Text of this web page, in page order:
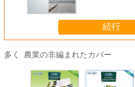
続行
多く 農業の非編まれたカバー